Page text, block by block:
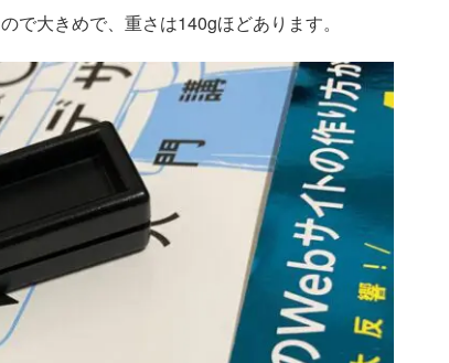
で大きめで、重さは140gほどあります。